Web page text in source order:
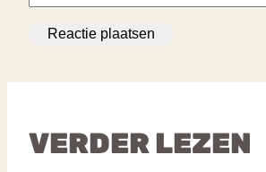
VERDER LEZEN